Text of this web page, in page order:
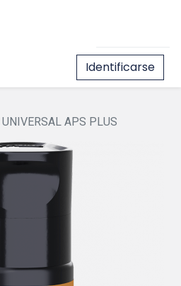
Identificarse
APS PLUS